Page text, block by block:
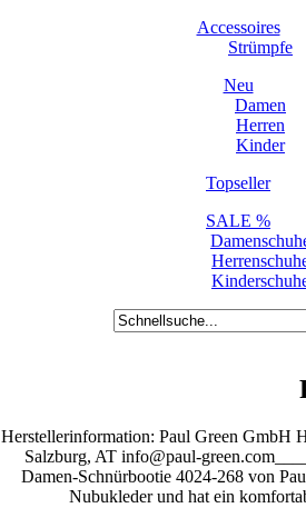
Accessoires
Strümpfe
Neu
Damen
Herren
Kinder
Topseller
SALE %
Herstellerinformation: Paul Green GmbH
Salzburg, AT info@paul-
Damen-Schnürbootie 4024-268 von
Nubukleder und hat ein